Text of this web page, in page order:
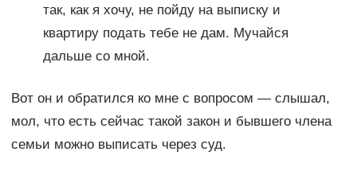
так, как я хочу, не пойду на выписку и
квартиру подать тебе не дам. Мучайся
дальше со мной.
Вот он и обратился ко мне с вопросом — слышал,
мол, что есть сейчас такой закон и бывшего члена
семьи можно выписать через суд.